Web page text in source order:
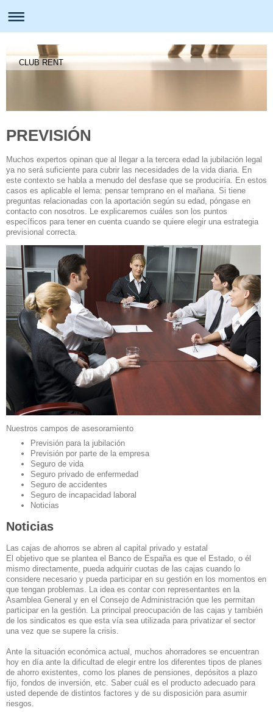
CLUB RENT
PREVISIÓN
Muchos expertos opinan que al llegar a la tercera edad la jubilación legal
ya no será suficiente para cubrir las necesidades de la vida diaria. En
este contexto se habla a menudo del desfase que se produciría. En estos
casos es aplicable el lema: pensar temprano en el mañana. Si tiene
preguntas relacionadas con la aportación según su edad, póngase en
contacto con nosotros. Le explicaremos cuáles son los puntos
específicos para tener en cuenta cuando se quiere elegir una estrategia
previsional correcta.
Nuestros campos de asesoramiento
Previsión para la jubilación
Previsión por parte de la empresa
Seguro de vida
Seguro privado de enfermedad
Seguro de accidentes
Seguro de incapacidad laboral
Noticias
Noticias
Las cajas de ahorros se abren al capital privado y estatal
El objetivo que se plantea el Banco de España es que el Estado, o él
mismo directamente, pueda adquirir cuotas de las cajas cuando lo
considere necesario y pueda participar en su gestión en los momentos en
que tengan problemas. La idea es contar con representantes en la
Asamblea General y en el Consejo de Administración que les permitan
participar en la gestión. La principal preocupación de las cajas y también
de los sindicatos es que esta vía sea utilizada para privatizar el sector
una vez que se supere la crisis.
Ante la situación económica actual, muchos ahorradores se encuentran
hoy en día ante la dificultad de elegir entre los diferentes tipos de planes
de ahorro existentes, como los planes de pensiones, depósitos a plazo
fijo, fondos de inversión, etc. Saber cuál es el producto adecuado para
usted depende de distintos factores y de su disposición para asumir
riesgos.